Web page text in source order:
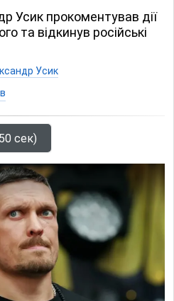
Усик прокоментував дії
та відкинув російські
Усик
сек)